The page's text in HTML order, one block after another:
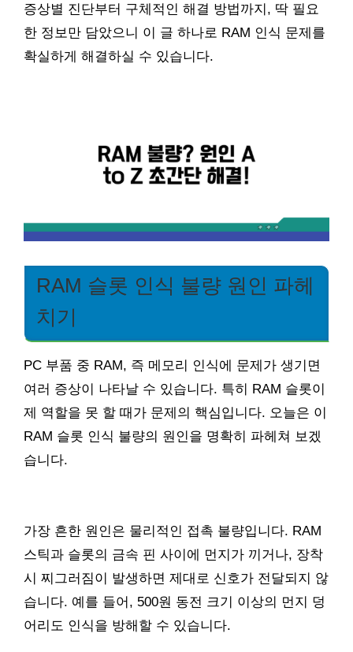
증상별 진단부터 구체적인 해결 방법까지, 딱 필요
한 정보만 담았으니 이 글 하나로 RAM 인식 문제를
확실하게 해결하실 수 있습니다.
RAM 슬롯 인식 불량 원인 파헤
치기
PC 부품 중 RAM, 즉 메모리 인식에 문제가 생기면
여러 증상이 나타날 수 있습니다. 특히 RAM 슬롯이
제 역할을 못 할 때가 문제의 핵심입니다. 오늘은 이
RAM 슬롯 인식 불량의 원인을 명확히 파헤쳐 보겠
습니다.
가장 흔한 원인은 물리적인 접촉 불량입니다. RAM
스틱과 슬롯의 금속 핀 사이에 먼지가 끼거나, 장착
시 찌그러짐이 발생하면 제대로 신호가 전달되지 않
습니다. 예를 들어, 500원 동전 크기 이상의 먼지 덩
어리도 인식을 방해할 수 있습니다.